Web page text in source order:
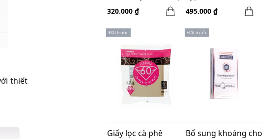
thiết
475 ml
320.000 ₫ 495.000 ₫
Đặt trước
Giấy lọc cà phê
Đặt trước
Bổ sung khoáng cho